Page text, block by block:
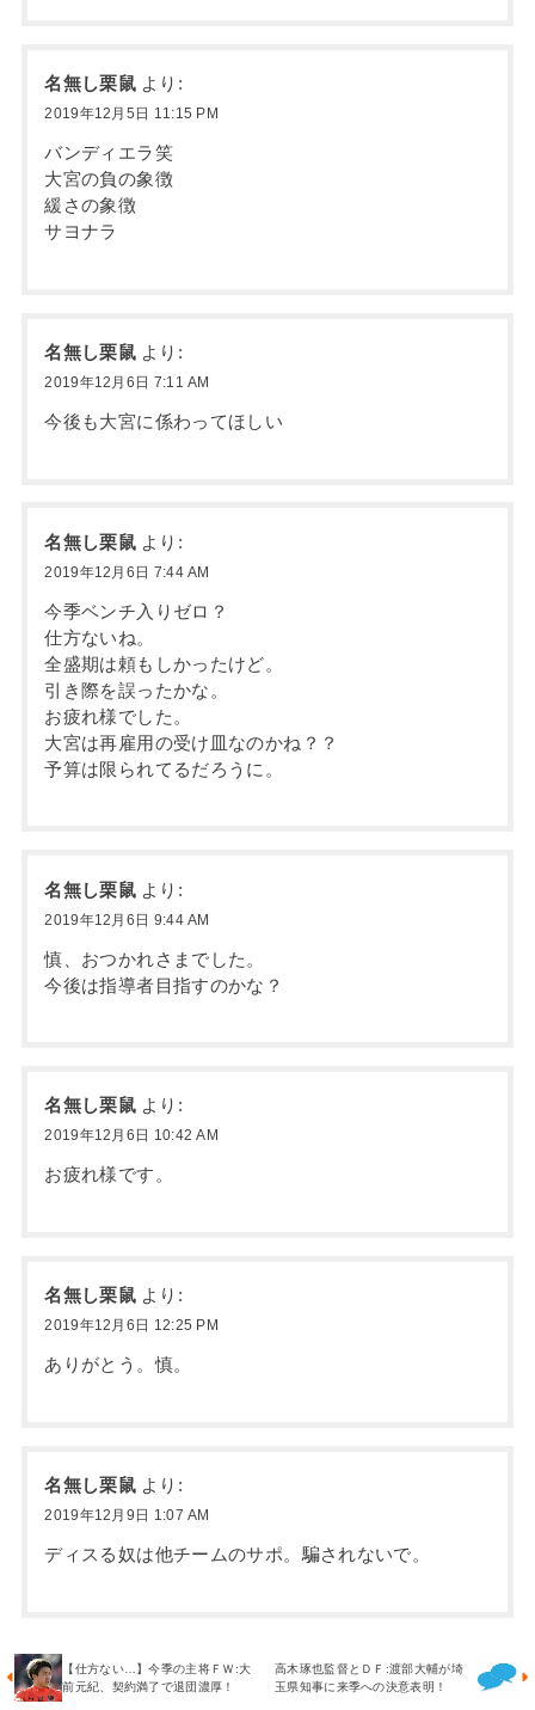
名無し栗鼠 より:
2019年12月5日 11:15 PM
バンディエラ笑
大宮の負の象徴
緩さの象徴
サヨナラ
名無し栗鼠 より:
2019年12月6日 7:11 AM
今後も大宮に係わってほしい
名無し栗鼠 より:
2019年12月6日 7:44 AM
今季ベンチ入りゼロ？
仕方ないね。
全盛期は頼もしかったけど。
引き際を誤ったかな。
お疲れ様でした。
大宮は再雇用の受け皿なのかね？？
予算は限られてるだろうに。
名無し栗鼠 より:
2019年12月6日 9:44 AM
慎、おつかれさまでした。
今後は指導者目指すのかな？
名無し栗鼠 より:
2019年12月6日 10:42 AM
お疲れ様です。
名無し栗鼠 より:
2019年12月6日 12:25 PM
ありがとう。慎。
名無し栗鼠 より:
2019年12月9日 1:07 AM
ディスる奴は他チームのサポ。騙されないで。
【仕方ない…】今季の主将ＦＷ:大
前元紀、契約満了で退団濃厚！
高木琢也監督とＤＦ:渡部大輔が埼
玉県知事に来季への決意表明！